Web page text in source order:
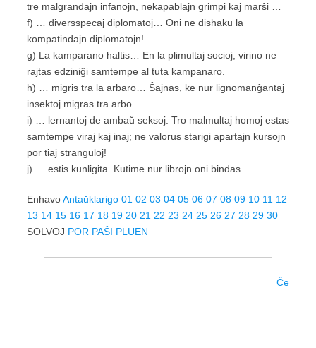
tre malgrandajn infanojn, nekapablajn grimpi kaj marŝi …
f) … diversspecaj diplomatoj… Oni ne dishaku la
kompatindajn diplomatojn!
g) La kamparano haltis… En la plimultaj socioj, virino ne
rajtas edziniĝi samtempe al tuta kampanaro.
h) … migris tra la arbaro… Ŝajnas, ke nur lignomanĝantaj
insektoj migras tra arbo.
i) … lernantoj de ambaŭ seksoj. Tro malmultaj homoj estas
samtempe viraj kaj inaj; ne valorus starigi apartajn kursojn
por tiaj stranguloj!
j) … estis kunligita. Kutime nur librojn oni bindas.
EnhavoAntaŭklarigo 01 02 03 04 05 06 07 08 09 10 11 12
13 14 15 16 17 18 19 20 21 22 23 24 25 26 27 28 29 30
SOLVOJ POR PAŜI PLUEN
Ĉe